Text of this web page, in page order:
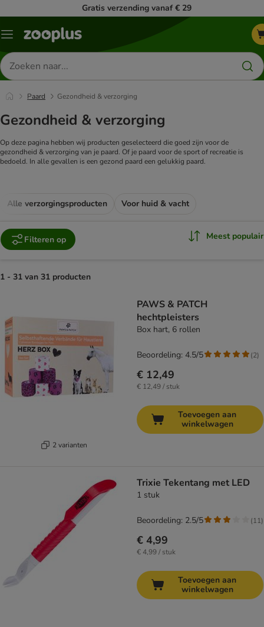
Gratis verzending vanaf € 29
Menu
Zoeken
naar
producten
Paard Gezondheid & verzorging
Gezondheid & verzorging
Op deze pagina hebben wij producten geselecteerd die goed zijn voor de
gezondheid & verzorging van je paard. Of je paard voor de sport of recreatie is
bedoeld. In alle gevallen is een gezond paard een gelukkig paard.
Alle verzorgingsproducten Voor huid & vacht
Filteren op Meest populair
1 - 31 van 31 producten
2 varianten
PAWS & PATCH
hechtpleisters
Box hart, 6 rollen
€ 12,49
€ 12,49 / stuk
Beoordeling: 4.5/5 (2)
Toevoegen aan
winkelwagen
Trixie Tekentang met LED
1 stuk
€ 4,99
€ 4,99 / stuk
Beoordeling: 2.5/5 (11)
Toevoegen aan
winkelwagen